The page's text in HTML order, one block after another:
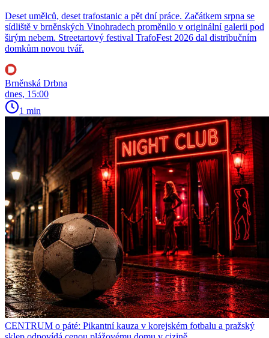
Deset umělců, deset trafostanic a pět dní práce. Začátkem srpna se
sídliště v brněnských Vinohradech proměnilo v originální galerii pod
širým nebem. Streetartový festival TrafoFest 2026 dal distribučním
domkům novou tvář.
Brněnská Drbna
dnes, 15:00
1 min
CENTRUM o páté: Pikantní kauza v korejském fotbalu a pražský